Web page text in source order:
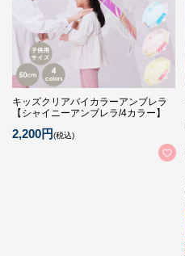
キッズクリアバイカラーアンブレラ
【シャイニーアンブレラ/4カラー】
2,200円(税込)